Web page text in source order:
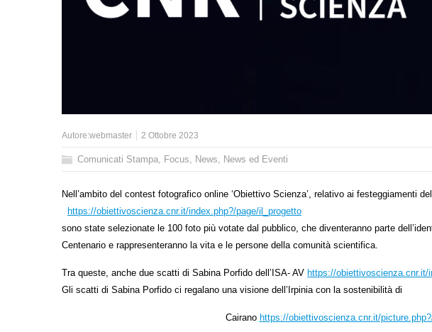
Autore:webmaster 2 Ottobre 2023
Comunicati Stampa, Focus, News, News ed Eventi
Nell’ambito del contest fotografico online ‘Obiettivo Scienza’, relativo ai festeggiamenti
https://obiettivoscienza.cnr.it/index.php?/page/il_progetto
sono state selezionate le 100 foto più votate dal pubblico, che diventeranno parte
Centenario e rappresenteranno la vita e le persone della comunità scientifica.
Tra queste, anche due scatti di Sabina Porfido dell’ISA- AV https://obiettivoscienza.cnr.it/
Gli scatti di Sabina Porfido ci regalano una visione dell’Irpinia con la sostenibilità di
Cairano https://obiettivoscienza.cnr.it/